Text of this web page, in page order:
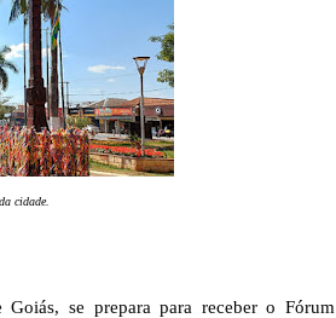
cidade.
se prepara para receber o Fórum